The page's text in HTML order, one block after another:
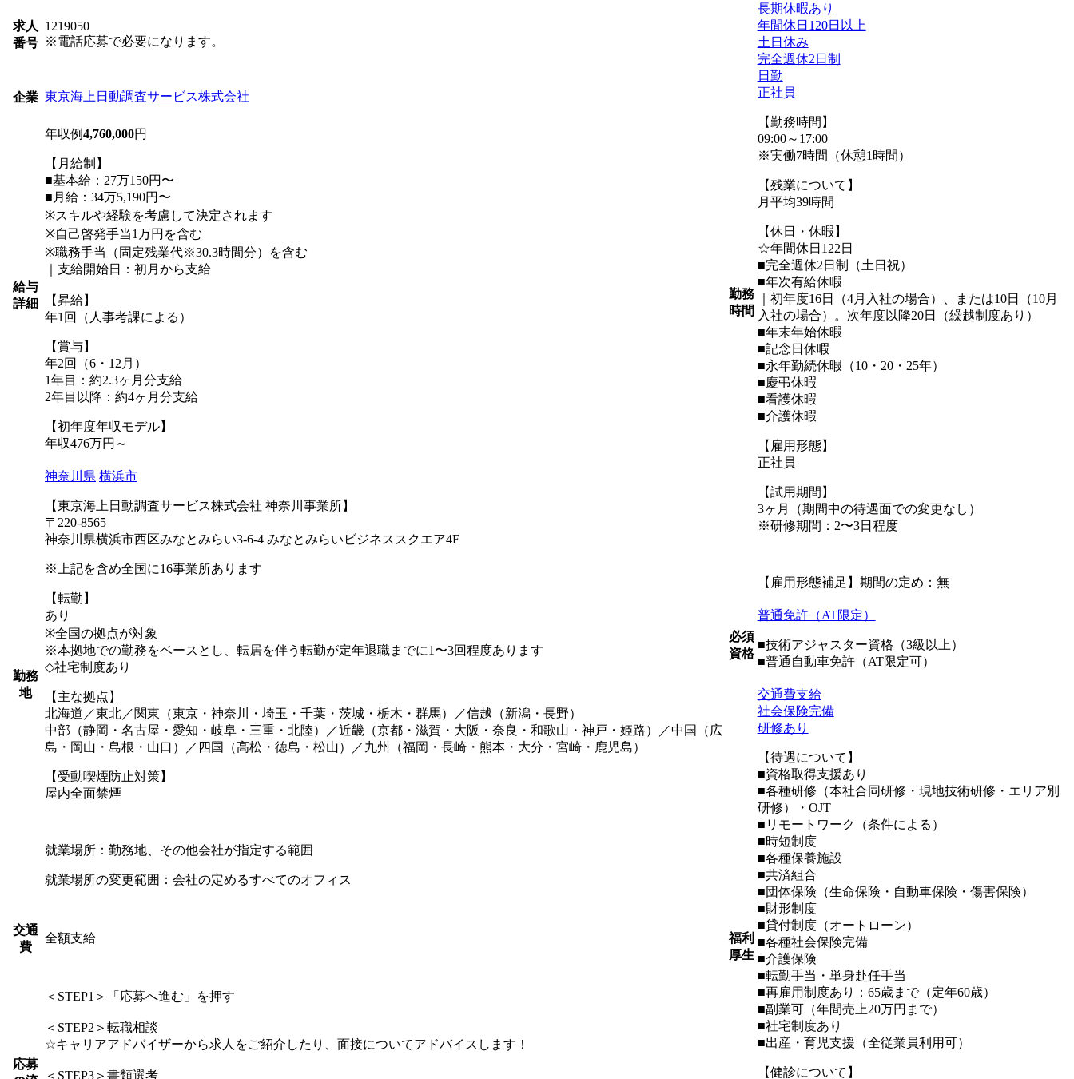
求人
番号
1219050
※電話応募で必要になります。
企業 東京海上日動調査サービス株式会社
給与
詳細
年収例4,760,000円
【月給制】
■基本給：27万150円〜
■月給：34万5,190円〜
※スキルや経験を考慮して決定されます
※自己啓発手当1万円を含む
※職務手当（固定残業代※30.3時間分）を含む
｜支給開始日：初月から支給
【昇給】
年1回（人事考課による）
【賞与】
年2回（6・12月）
1年目：約2.3ヶ月分支給
2年目以降：約4ヶ月分支給
【初年度年収モデル】
年収476万円～
勤務
地
神奈川県 横浜市
【東京海上日動調査サービス株式会社 神奈川事業所】
〒220-8565
神奈川県横浜市西区みなとみらい3-6-4 みなとみらいビジネススクエア4F
※上記を含め全国に16事業所あります
【転勤】
あり
※全国の拠点が対象
※本拠地での勤務をベースとし、転居を伴う転勤が定年退職までに1〜3回程度あります
◇社宅制度あり
【主な拠点】
北海道／東北／関東（東京・神奈川・埼玉・千葉・茨城・栃木・群馬）／信越（新潟・長野）
中部（静岡・名古屋・愛知・岐阜・三重・北陸）／近畿（京都・滋賀・大阪・奈良・和歌山・神戸・姫路）／中国（広
島・岡山・島根・山口）／四国（高松・徳島・松山）／九州（福岡・長崎・熊本・大分・宮崎・鹿児島）
【受動喫煙防止対策】
屋内全面禁煙
就業場所：勤務地、その他会社が指定する範囲
就業場所の変更範囲：会社の定めるすべてのオフィス
交通
費
全額支給
応募
＜STEP1＞「応募へ進む」を押す
＜STEP2＞転職相談
☆キャリアアドバイザーから求人をご紹介したり、面接についてアドバイスします！
＜STEP3＞書類選考
勤務
時間
長期休暇あり
年間休日120日以上
土日休み
完全週休2日制
日勤
正社員
【勤務時間】
09:00～17:00
※実働7時間（休憩1時間）
【残業について】
月平均39時間
【休日・休暇】
☆年間休日122日
■完全週休2日制（土日祝）
■年次有給休暇
｜初年度16日（4月入社の場合）、または10日（10月
入社の場合）。次年度以降20日（繰越制度あり）
■年末年始休暇
■記念日休暇
■永年勤続休暇（10・20・25年）
■慶弔休暇
■看護休暇
■介護休暇
【雇用形態】
正社員
【試用期間】
3ヶ月（期間中の待遇面での変更なし）
※研修期間：2〜3日程度
【雇用形態補足】期間の定め：無
必須
資格
普通免許（AT限定）
■技術アジャスター資格（3級以上）
■普通自動車免許（AT限定可）
福利
厚生
交通費支給
社会保険完備
研修あり
【待遇について】
■資格取得支援あり
■各種研修（本社合同研修・現地技術研修・エリア別
研修）・OJT
■リモートワーク（条件による）
■時短制度
■各種保養施設
■共済組合
■団体保険（生命保険・自動車保険・傷害保険）
■財形制度
■貸付制度（オートローン）
■各種社会保険完備
■介護保険
■転勤手当・単身赴任手当
■再雇用制度あり：65歳まで（定年60歳）
■副業可（年間売上20万円まで）
■社宅制度あり
■出産・育児支援（全従業員利用可）
【健診について】